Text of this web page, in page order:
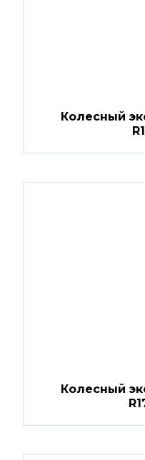
Колесный
Колесный